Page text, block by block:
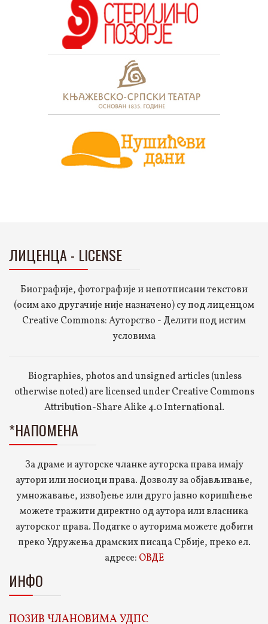
ЛИЦЕНЦА - LICENSE
Биографије, фотографије и непотписани текстови
(осим ако другачије није назначено) су под лиценцом
Creative Commons: Ауторство - Делити под истим
условима
Biographies, photos and unsigned articles (unless
otherwise noted) are licensed under Creative Commons
Attribution-Share Alike 4.0 International.
*НАПОМЕНА
За драме и ауторске чланке ауторска права имају
аутори или носиоци права. Дозволу за објављивање,
умножавање, извођење или друго јавно коришћење
можете тражити директно од аутора или власника
ауторског права. Податке о ауторима можете добити
преко Удружења драмских писаца Србије, преко ел.
адресе: ОВДЕ
ИНФО
ПОЗИВ ЧЛАНОВИМА УДПС